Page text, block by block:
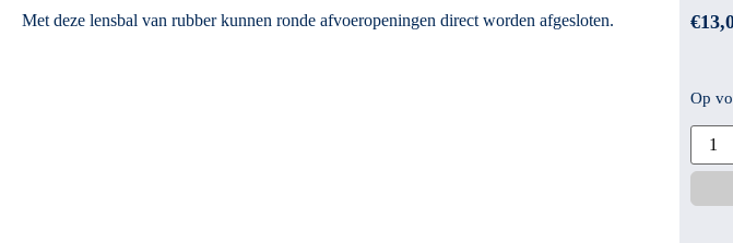
Met deze lensbal van rubber kunnen ronde afvoeropeningen direct worden afgesloten. €
Op